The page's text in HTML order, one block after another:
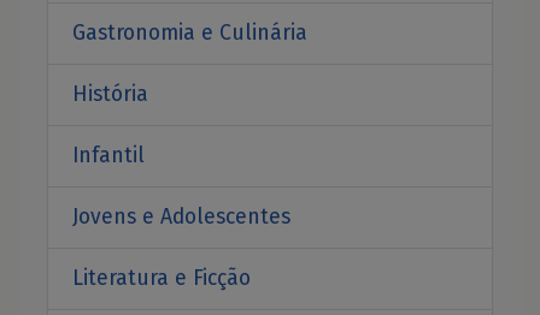
Gastronomia e Culinária
História
Infantil
Jovens e Adolescentes
Literatura e Ficção